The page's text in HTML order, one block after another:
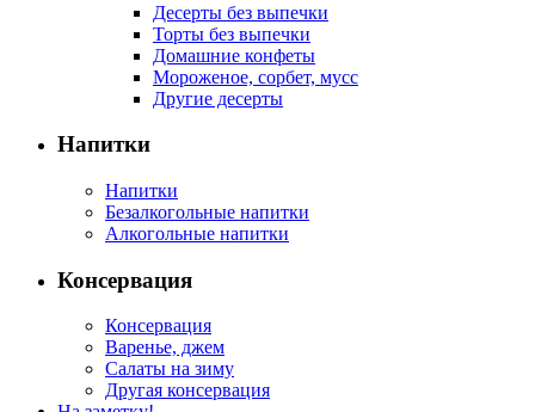
Десерты без выпечки
Торты без выпечки
Домашние конфеты
Мороженое, сорбет, мусс
Другие десерты
Напитки
Напитки
Безалкогольные напитки
Алкогольные напитки
Консервация
Консервация
Варенье, джем
Салаты на зиму
Другая консервация